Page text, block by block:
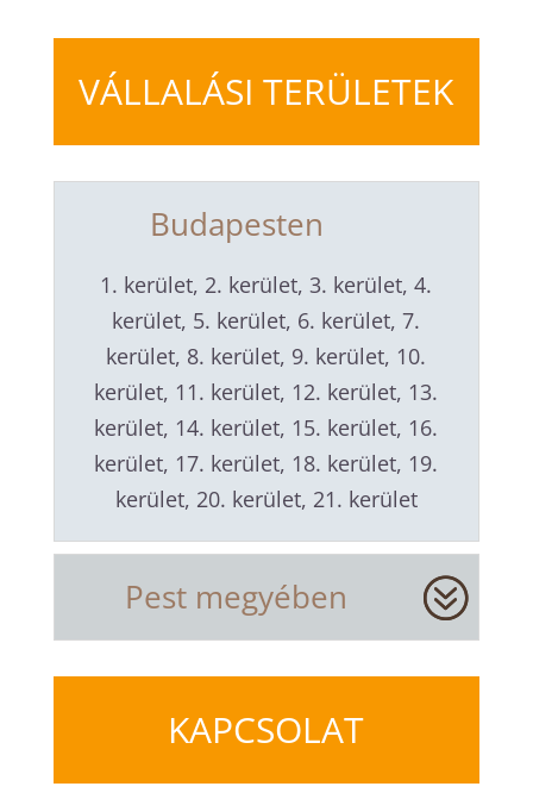
VÁLLALÁSI TERÜLETEK
Budapesten
1. kerület, 2. kerület, 3. kerület, 4.
kerület, 5. kerület, 6. kerület, 7.
kerület, 8. kerület, 9. kerület, 10.
kerület, 11. kerület, 12. kerület, 13.
kerület, 14. kerület, 15. kerület, 16.
kerület, 17. kerület, 18. kerület, 19.
kerület, 20. kerület, 21. kerület
Pest megyében
KAPCSOLAT